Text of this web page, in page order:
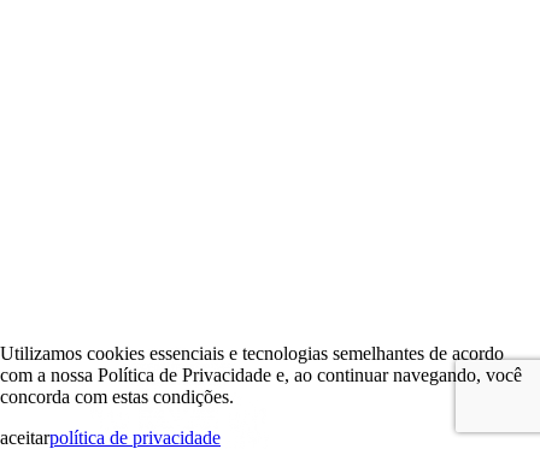
Utilizamos cookies essenciais e tecnologias semelhantes de acordo
com a nossa Política de Privacidade e, ao continuar navegando, você
concorda com estas condições.
aceitarpolítica de privacidade